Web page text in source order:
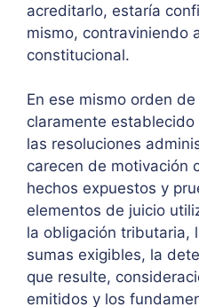
acreditarlo, estaría
mismo, contraviniendo
constitucional.
En ese mismo orden
claramente
las resoluciones
carecen de motivación
hechos expuestos y
elementos de juicio
la obligación tributaria,
sumas exigibles, la
que resulte,
emitidos y los